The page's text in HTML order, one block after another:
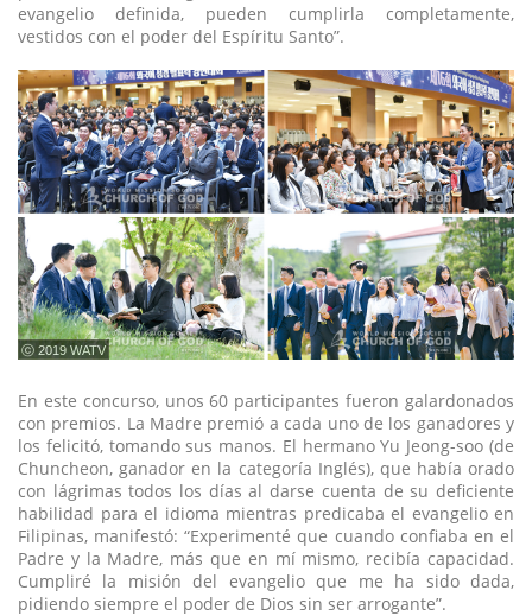
evangelio definida, pueden cumplirla completamente,
vestidos con el poder del Espíritu Santo”.
ⓒ 2019 WATV
En este concurso, unos 60 participantes fueron galardonados
con premios. La Madre premió a cada uno de los ganadores y
los felicitó, tomando sus manos. El hermano Yu Jeong-soo (de
Chuncheon, ganador en la categoría Inglés), que había orado
con lágrimas todos los días al darse cuenta de su deficiente
habilidad para el idioma mientras predicaba el evangelio en
Filipinas, manifestó: “Experimenté que cuando confiaba en el
Padre y la Madre, más que en mí mismo, recibía capacidad.
Cumpliré la misión del evangelio que me ha sido dada,
pidiendo siempre el poder de Dios sin ser arrogante”.